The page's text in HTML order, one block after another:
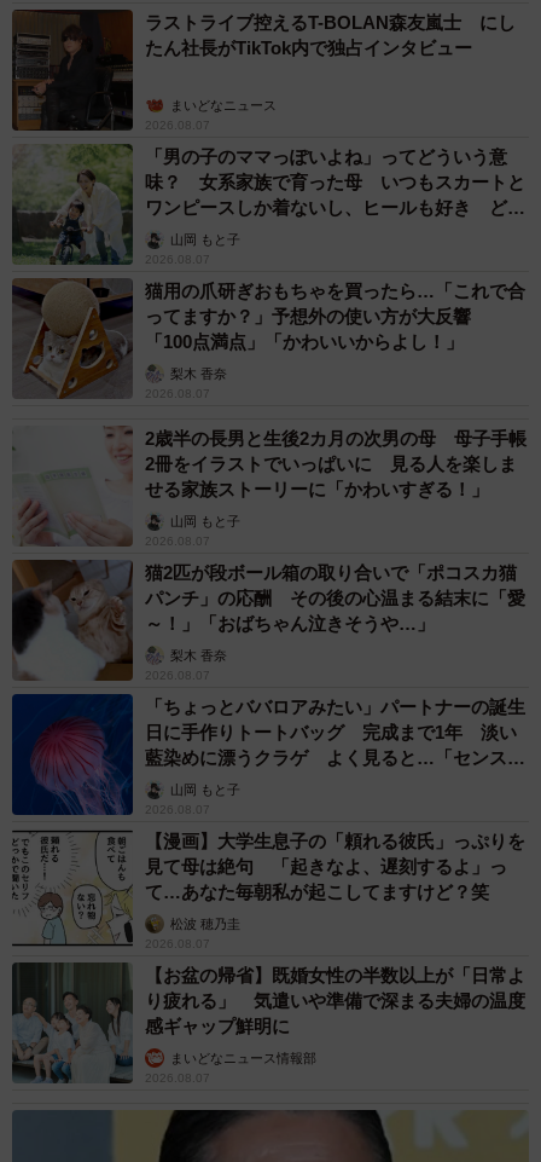
ラストライブ控えるT-BOLAN森友嵐士 にし
たん社長がTikTok内で独占インタビュー
まいどなニュース
2026.08.07
「男の子のママっぽいよね」ってどういう意
味？ 女系家族で育った母 いつもスカートと
ワンピースしか着ないし、ヒールも好き どの
へんが…
山岡 もと子
2026.08.07
猫用の爪研ぎおもちゃを買ったら…「これで合
ってますか？」予想外の使い方が大反響
「100点満点」「かわいいからよし！」
梨木 香奈
2026.08.07
2歳半の長男と生後2カ月の次男の母 母子手帳
2冊をイラストでいっぱいに 見る人を楽しま
せる家族ストーリーに「かわいすぎる！」
山岡 もと子
2026.08.07
猫2匹が段ボール箱の取り合いで「ポコスカ猫
パンチ」の応酬 その後の心温まる結末に「愛
～！」「おばちゃん泣きそうや…」
梨木 香奈
2026.08.07
「ちょっとババロアみたい」パートナーの誕生
日に手作りトートバッグ 完成まで1年 淡い
藍染めに漂うクラゲ よく見ると…「センスす
ごい」山岡 もと子
2026.08.07
【漫画】大学生息子の「頼れる彼氏」っぷりを
見て母は絶句 「起きなよ、遅刻するよ」っ
て…あなた毎朝私が起こしてますけど？笑
松波 穂乃圭
2026.08.07
【お盆の帰省】既婚女性の半数以上が「日常よ
り疲れる」 気遣いや準備で深まる夫婦の温度
感ギャップ鮮明に
まいどなニュース情報部
2026.08.07